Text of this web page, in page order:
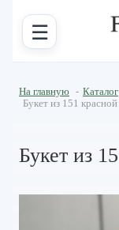
☰
На главную - Каталог
Букет из 151
Букет из